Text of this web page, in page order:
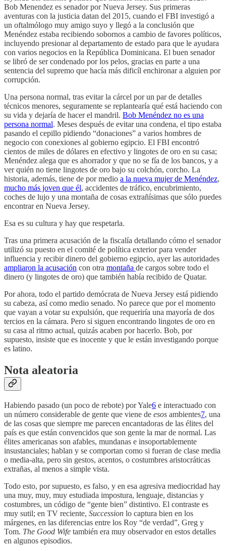
Bob Menendez es senador por Nueva Jersey. Sus primeras
aventuras con la justicia datan del 2015, cuando el FBI investigó a
un oftalmólogo muy amigo suyo y llegó a la conclusión que
Menéndez estaba recibiendo sobornos a cambio de favores políticos,
incluyendo presionar al departamento de estado para que le ayudara
con varios negocios en la República Dominicana. El buen senador
se libró de ser condenado por los pelos, gracias en parte a una
sentencia del supremo que hacía más dificíl enchironar a alguien por
corrupción.
Una persona normal, tras evitar la cárcel por un par de detalles
técnicos menores, seguramente se replantearía qué está haciendo con
su vida y dejaría de hacer el mandril. Bob Menéndez no es una
persona normal. Meses después de evitar una condena, el tipo estaba
pasando el cepillo pidiendo “donaciones” a varios hombres de
negocio con conexiones al gobierno egipcio. El FBI encontró
cientos de miles de dólares en efectivo y lingotes de oro en su casa;
Menéndez alega que es ahorrador y que no se fía de los bancos, y a
ver quién no tiene lingotes de oro bajo su colchón, corcho. La
historia, además, tiene de por medio a la nueva mujer de Menéndez,
mucho más joven que él, accidentes de tráfico, encubrimiento,
coches de lujo y una montaña de cosas extrañísimas que sólo puedes
encontrar en Nueva Jersey.
Esa es su cultura y hay que respetarla.
Tras una primera acusación de la fiscalía detallando cómo el senador
utilizó su puesto en el comité de política exterior para vender
influencia y recibir dinero del gobierno egipcio, ayer las autoridades
ampliaron la acusación con otra montaña de cargos sobre todo el
dinero (y lingotes de oro) que también había recibido de Quatar.
Por ahora, todo el partido demócrata de Nueva Jersey está pidiendo
su cabeza, así como medio senado. No parece que por el momento
que vayan a votar su expulsión, que requeriría una mayoría de dos
tercios en la cámara. Pero si siguen encontrando lingotes de oro en
su casa al ritmo actual, quizás acaben por hacerlo. Bob, por
supuesto, insiste que es inocente y que le están investigando porque
es latino.
Nota aleatoria
Habiendo pasado (un poco de rebote) por Yale6 e interactuado con
un número considerable de gente que viene de esos ambientes7, una
de las cosas que siempre me parecen encantadoras de las élites del
país es que están convencidos que son gente la mar de normal. Las
élites americanas son afables, mundanas e insoportablemente
insustanciales; hablan y se comportan como si fueran de clase media
o media-alta, pero sin gestos, acentos, o costumbres aristocráticas
extrañas, al menos a simple vista.
Todo esto, por supuesto, es falso, y en esa agresiva mediocridad hay
una muy, muy, muy estudiada impostura, lenguaje, distancias y
costumbres, un código de “gente bien” distintivo. El contraste es
muy sutil; en TV reciente, Succession lo captura bien en los
márgenes, en las diferencias entre los Roy “de verdad”, Greg y
Tom. The Good Wife también era muy observador en estos detalles
en algunos episodios.